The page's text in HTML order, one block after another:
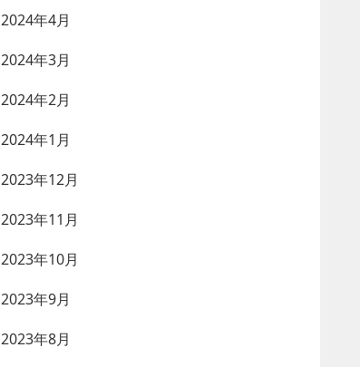
2024年4月
2024年3月
2024年2月
2024年1月
2023年12月
2023年11月
2023年10月
2023年9月
2023年8月